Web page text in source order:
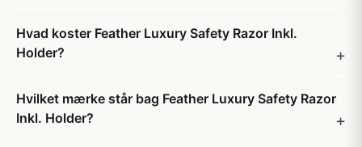
Hvad koster Feather Luxury Safety Razor Inkl.
Holder?
Hvilket mærke står bag Feather Luxury Safety Razor
Inkl. Holder?